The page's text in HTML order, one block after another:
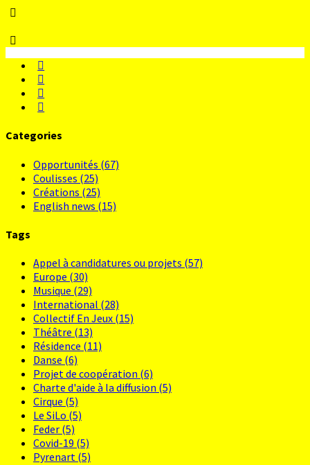
Categories
Opportunités (67)
Coulisses (25)
Créations (25)
English news (15)
Tags
Appel à candidatures ou projets (57)
Europe (30)
Musique (29)
International (28)
Collectif En Jeux (15)
Théâtre (13)
Résidence (11)
Danse (6)
Projet de coopération (6)
Charte d'aide à la diffusion (5)
Cirque (5)
Le SiLo (5)
Feder (5)
Covid-19 (5)
Pyrenart (5)